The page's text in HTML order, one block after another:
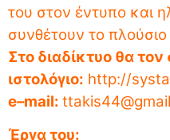
του στον έντυπο και
συνθέτουν το
Στο διαδίκτυο θα
ιστολόγιο: http://
e–mail:
Έργα του: